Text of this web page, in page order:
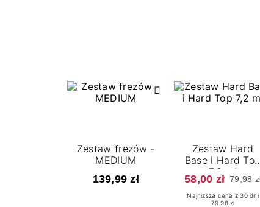
Zestaw frezów -
MEDIUM
139,99 zł
Zestaw Hard
Base i Hard
7,2 ml
58,00 zł 79,98
Najniższa cena z 30 dni
79.98 zł